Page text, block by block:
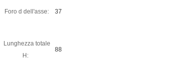
Foro d dell'asse: 37
Lunghezza totale
H:
88